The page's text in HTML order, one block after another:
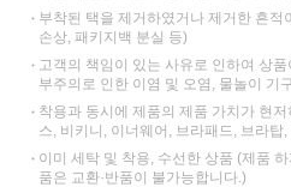
부착된 택을 제거하였거나 제거한 흔적
손상, 패키지백 분실 등)
고객의 책임이 있는 사유로 인하여 상
부주의로 인한 이염 및 오염, 물놀이 기
착용과 동시에 제품의 제품 가치가 현
스, 비키니, 이너웨어, 브라패드, 브라탑
이미 세탁 및 착용, 수선한 상품 (제품
품은 교환·반품이 불가능합니다.)